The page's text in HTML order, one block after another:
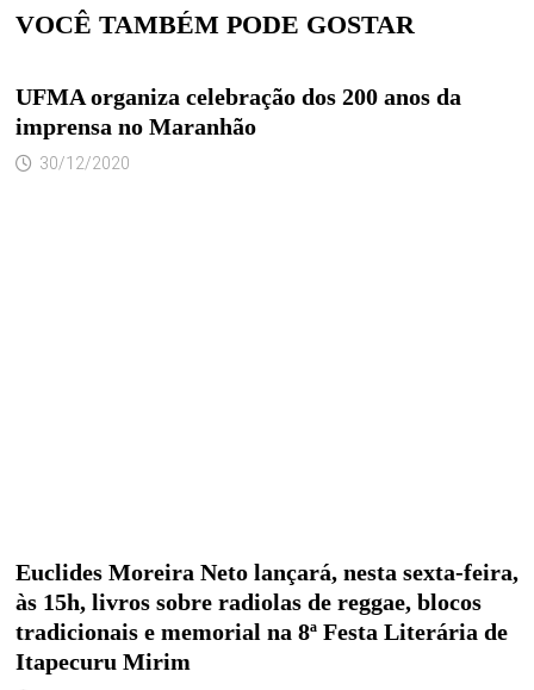
VOCÊ TAMBÉM PODE GOSTAR
UFMA organiza celebração dos 200 anos da
imprensa no Maranhão
30/12/2020
Euclides Moreira Neto lançará, nesta sexta-feira,
às 15h, livros sobre radiolas de reggae, blocos
tradicionais e memorial na 8ª Festa Literária de
Itapecuru Mirim